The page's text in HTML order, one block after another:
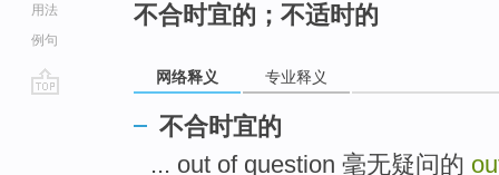
用法
例句
不合时宜的；不适时的
网络释义 专业释义
不合时宜的
... out of question 毫无疑问的